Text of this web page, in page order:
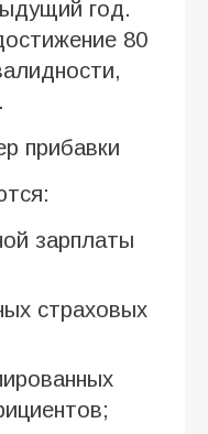
год.
80
прибавки
зарплаты
страховых